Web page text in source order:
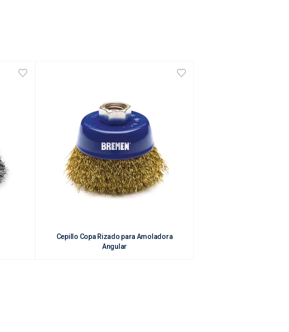
Cepillo Copa Rizado para Amoladora
Angular